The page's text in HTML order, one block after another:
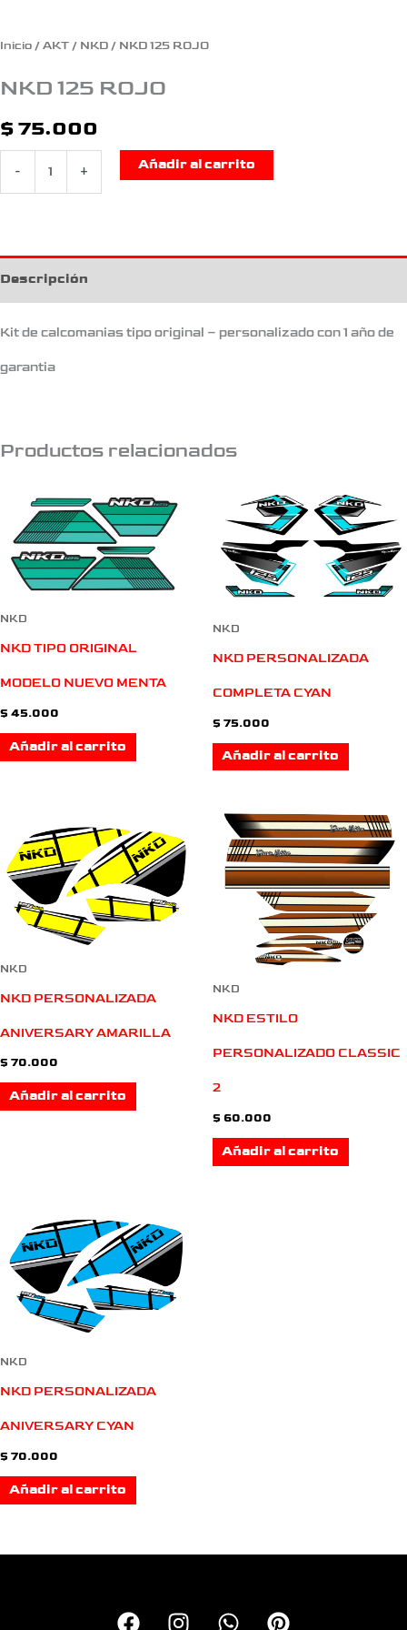
Inicio / AKT / NKD / NKD 125 ROJO
NKD 125 ROJO
$ 75.000
- +
Añadir al carrito
Descripción
Kit de calcomanias tipo original – personalizado con 1 año de
garantia
Productos relacionados
NKD
NKD TIPO ORIGINAL
MODELO NUEVO MENTA
$ 45.000
Añadir al carrito
NKD
NKD PERSONALIZADA
COMPLETA CYAN
$ 75.000
Añadir al carrito
NKD
NKD PERSONALIZADA
ANIVERSARY AMARILLA
$ 70.000
Añadir al carrito
NKD
NKD ESTILO
PERSONALIZADO CLASSIC
2
$ 60.000
Añadir al carrito
NKD
NKD PERSONALIZADA
ANIVERSARY CYAN
$ 70.000
Añadir al carrito